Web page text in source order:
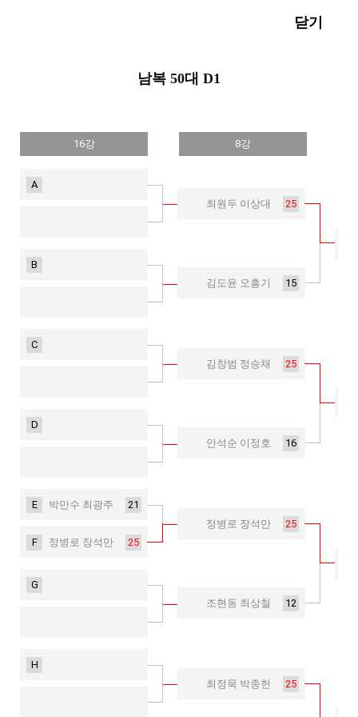
닫기
남복 50대 D1
16강 8강
A
B
C
D
E 박만수 최광주 21
F 정병로 장석만 25
G
H
최원두 이상대 25
김도윤 오흥기 15
김창범 정승채 25
안석순 이정호 16
정병로 장석만 25
조현동 최상철 12
최정묵 박종헌 25